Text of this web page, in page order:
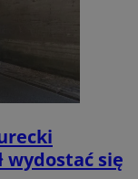
wydostać się